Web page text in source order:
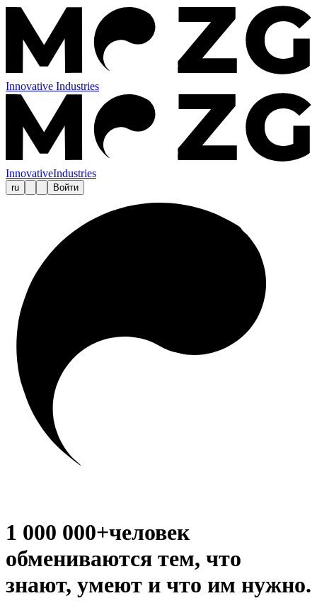
Innovative Industries
InnovativeIndustries
ru Войти
1 000 000+человек
обмениваются тем, что
знают, умеют и что им нужно.